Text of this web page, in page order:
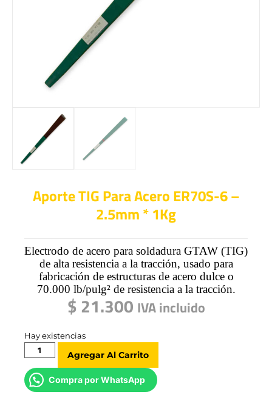
Aporte TIG Para Acero ER70S-6 –
2.5mm * 1Kg
Electrodo de acero para soldadura GTAW (TIG)
de alta resistencia a la tracción, usado para
fabricación de estructuras de acero dulce o
70.000 lb/pulg² de resistencia a la tracción.
$ 21.300 IVA incluido
Hay existencias
Agregar Al Carrito
Compra por WhatsApp